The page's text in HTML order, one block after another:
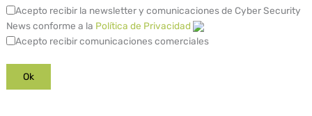
Acepto recibir la newsletter y comunicaciones de Cyber Security
News conforme a la Política de Privacidad
Acepto recibir comunicaciones comerciales